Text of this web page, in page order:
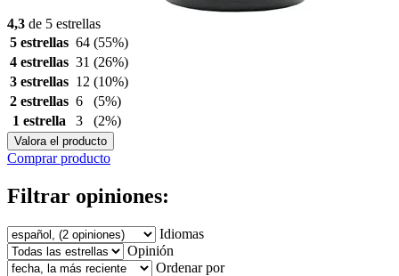
4,3 de 5 estrellas
5 estrellas 64 (55%)
4 estrellas 31 (26%)
3 estrellas 12 (10%)
2 estrellas 6
(5%)
1 estrella
3 (2%)
Valora el producto
Comprar producto
Filtrar opiniones:
Idiomas
Opinión
Ordenar por